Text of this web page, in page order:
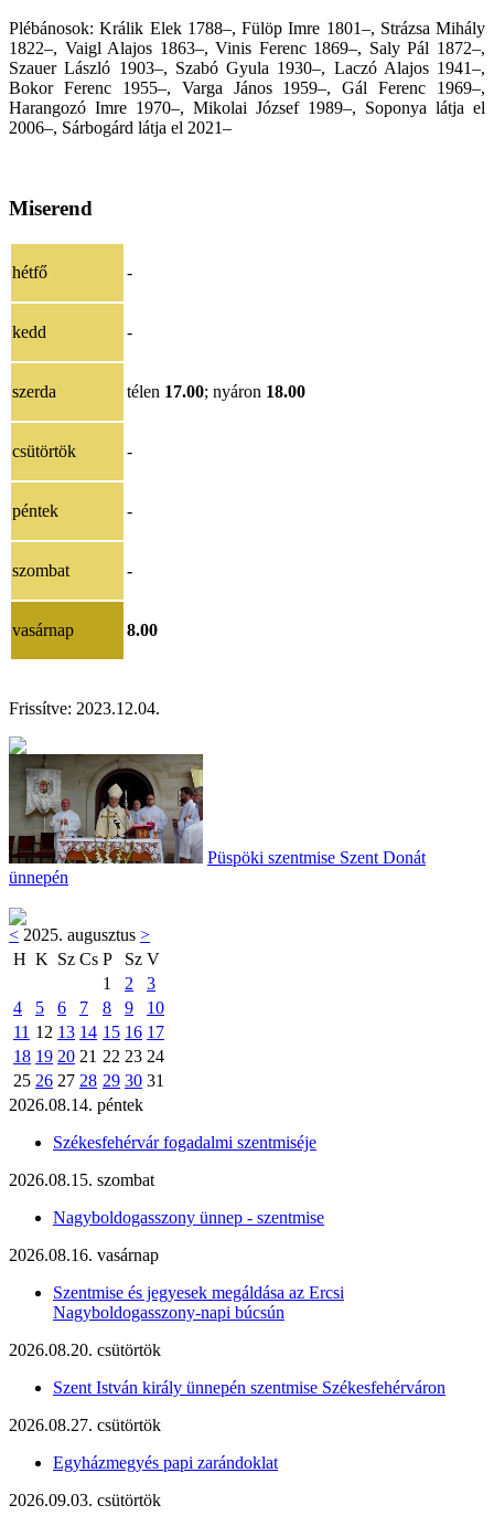
Plébánosok: Králik Elek 1788–, Fülöp Imre 1801–, Strázsa Mihály
1822–, Vaigl Alajos 1863–, Vinis Ferenc 1869–, Saly Pál 1872–,
Szauer László 1903–, Szabó Gyula 1930–, Laczó Alajos 1941–,
Bokor Ferenc 1955–, Varga János 1959–, Gál Ferenc 1969–,
Harangozó Imre 1970–, Mikolai József 1989–, Soponya látja el
2006–, Sárbogárd látja el 2021–
Miserend
hétfő -
kedd -
szerda télen 17.00; nyáron 18.00
csütörtök -
péntek -
szombat -
vasárnap 8.00
Frissítve: 2023.12.04.
Püspöki szentmise Szent Donát
ünnepén
< 2025. augusztus >
H K Sz Cs P Sz V
1
2
3
4
5 6 7 8 9
10
11 12 13 14 15 16 17
18 19 20 21 22 23 24
25 26 27 28 29 30 31
2026.08.14. péntek
Székesfehérvár fogadalmi szentmiséje
2026.08.15. szombat
Nagyboldogasszony ünnep - szentmise
2026.08.16. vasárnap
Szentmise és jegyesek megáldása az Ercsi
Nagyboldogasszony-napi búcsún
2026.08.20. csütörtök
Szent István király ünnepén szentmise Székesfehérváron
2026.08.27. csütörtök
Egyházmegyés papi zarándoklat
2026.09.03. csütörtök